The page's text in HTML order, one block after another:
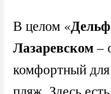
В целом «
Лазаревском–
комфортный